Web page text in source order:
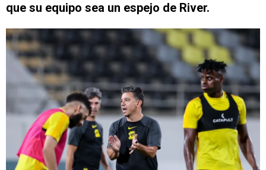
que su equipo sea un espejo de River.